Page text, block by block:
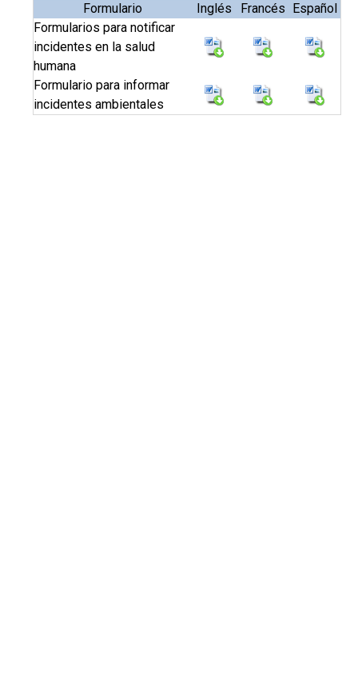
Formulario Inglés Francés Español
Formularios para notificar
incidentes en la salud
humana
Formulario para informar
incidentes ambientales